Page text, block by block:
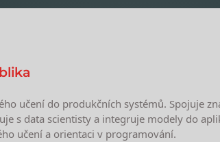
učení do produkčních systémů. Spojuje
s data scientisty a integruje modely do
učení a orientaci v programování.